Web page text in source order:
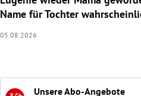
Name für Tochter
05.08.2026
Unsere Abo-Angebote